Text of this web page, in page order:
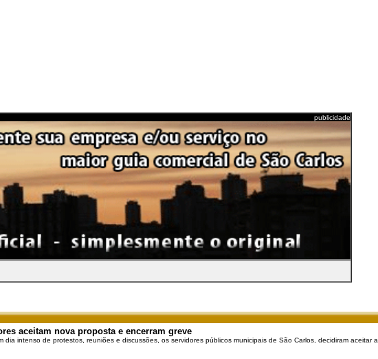
publicidade
aceitam nova proposta e encerram greve
dia intenso de protestos, reuniões e discussões, os servidores públicos municipais de São Carlos, decidiram aceitar a